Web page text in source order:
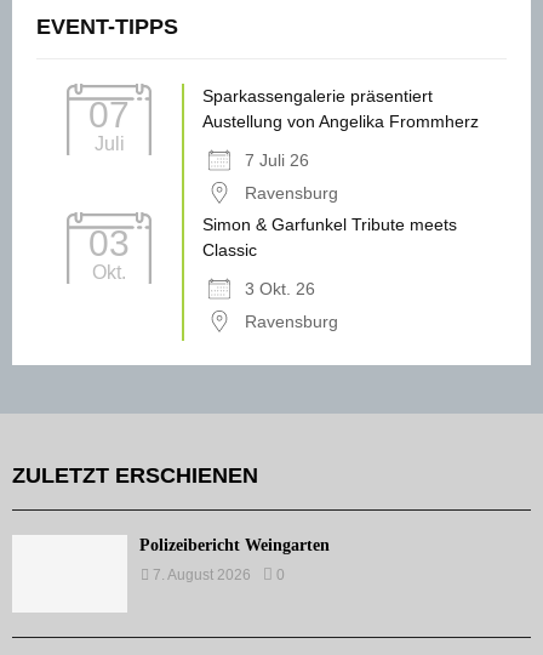
EVENT-TIPPS
07
Juli
Sparkassengalerie präsentiert
Austellung von Angelika Frommherz
7 Juli 26
Ravensburg
03
Okt.
Simon & Garfunkel Tribute meets
Classic
3 Okt. 26
Ravensburg
ZULETZT ERSCHIENEN
Polizeibericht Weingarten
7. August 2026 0